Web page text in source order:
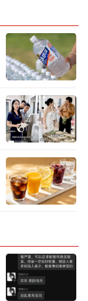
，更是消费
业看来，这
一崇拜走向
酒“一哥”易
类分会发布的
以2.09亿美元
酒品类榜首，
二十多年以来
销税与库存
，均价
经历至暗时